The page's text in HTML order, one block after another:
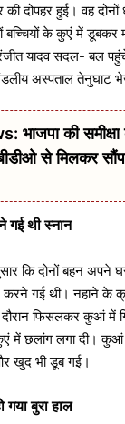
दोपहर हुई। वह दोनों
बच्चियों के कुएं में
रंजीत यादव सदल- बल
अस्पताल तेनुघाट
भाजपा की
से मिलकर
थी स्नान
कि दोनों बहन
गई थी। नहाने के
दौरान फिसलकर कुआं में
में छलांग लगा दी। कुआं
खुद भी डूब गई।
गया बुरा हाल